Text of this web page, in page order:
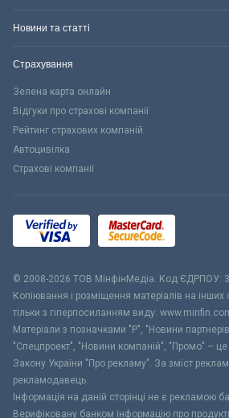
Новини та статті
Страхування
Зелена карта онлайн
Відгуки про страхові компанії
Рейтинг страхових компаній
Автоцивілка
Страхові компанії
© 2008-2026 ТОВ МiнфiнМедiа. Код ЄДРПОУ:
Копіювання і розміщення матеріалів на
тільки з гіперпосиланням виду:
Матеріали з позначками "Р", "Новини
"Спецпроект", "Новини компаній", "Промо" – це
Закону України "Про рекламу". За зміст
рекламодавець.
Інформація на даній сторінці не є рекламою
Верифіковану банком інформацію про